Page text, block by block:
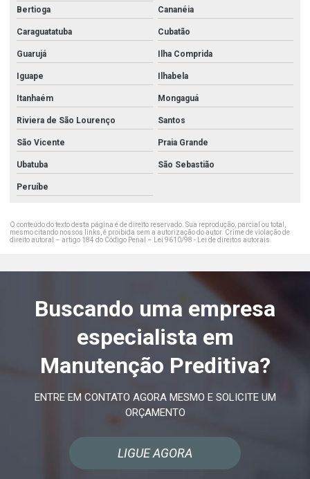
Bertioga
Cananéia
Caraguatatuba Cubatão
Guarujá Ilha Comprida
Iguape Ilhabela
Itanhaém Mongaguá
Riviera de São Lourenço Santos
São Vicente Praia Grande
Ubatuba São Sebastião
Peruíbe
O conteúdo do texto desta página é de direito reservado. Sua reprodução, parcial ou total,
mesmo citando nossos links, é proibida sem a autorização do autor. Crime de violação de
direito autoral – artigo 184 do Código Penal –
Lei 9610/98 - Lei de direitos autorais
Buscando uma empresa
especialista em
Manutenção Preditiva?
ENTRE EM CONTATO AGORA MESMO E SOLICITE UM
ORÇAMENTO
LIGUE AGORA